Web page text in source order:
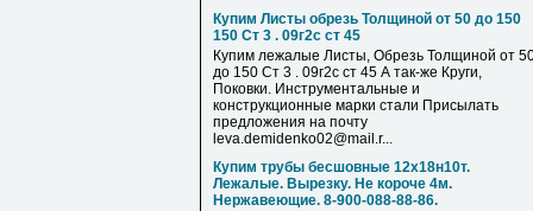
Купим Листы обрезь Толщиной от 50 до 150
150 Ст 3 . 09г2с ст 45
Купим лежалые Листы, Обрезь Толщиной от
до 150 Ст 3 . 09г2с ст 45 А так-же Круги,
Поковки. Инструментальные и
конструкционные марки стали Присылать
предложения на почту
leva.demidenko02@mail.r...
Купим трубы бесшовные 12х18н10т.
Лежалые. Вырезку. Не короче 4м.
Нержавеющие. 8-900-088-88-86.